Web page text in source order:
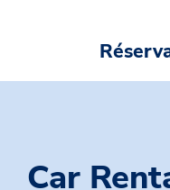
Car